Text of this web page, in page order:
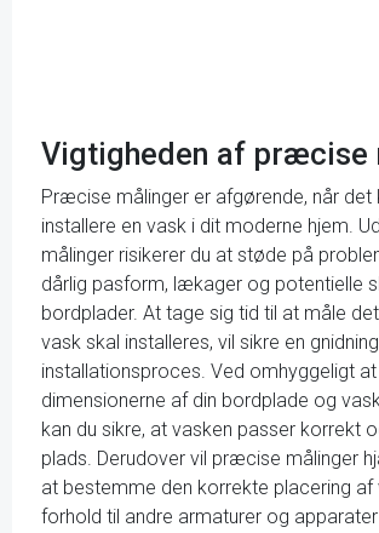
Vigtigheden af præcise
Præcise målinger er afgørende, når
installere en vask i dit moderne hjem.
målinger risikerer du at støde på
dårlig pasform, lækager og potentielle
bordplader. At tage sig tid til at måle
vask skal installeres, vil sikre en
installationsproces. Ved omhyggeligt
dimensionerne af din bordplade og
kan du sikre, at vasken passer korrekt
plads. Derudover vil præcise målinger
at bestemme den korrekte placering af
forhold til andre armaturer og